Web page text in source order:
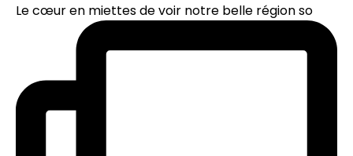
Le cœur en miettes de voir notre belle région so